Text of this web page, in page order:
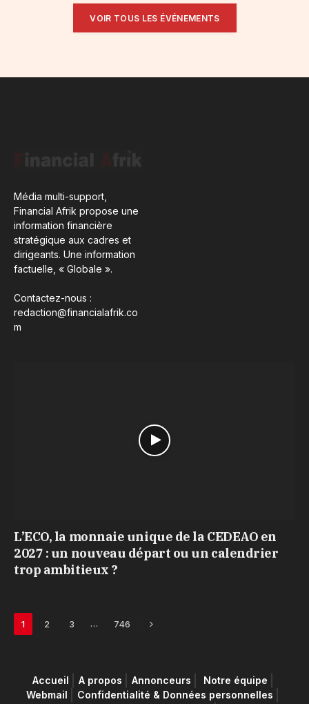
VOIR TOUS LES ÉVÉNEMENTS
Média multi-support,
Financial Afrik propose une
information financière
stratégique aux cadres et
dirigeants. Une information
factuelle, « Globale ».
Contactez-nous :
redaction@financialafrik.co
m
L’ECO, la monnaie unique de la CEDEAO en
2027 : un nouveau départ ou un calendrier
trop ambitieux ?
1 2 3 … 746 Next
Accueil A propos Annonceurs
Notre équipe
Webmail
Confidentialité & Données personnelles